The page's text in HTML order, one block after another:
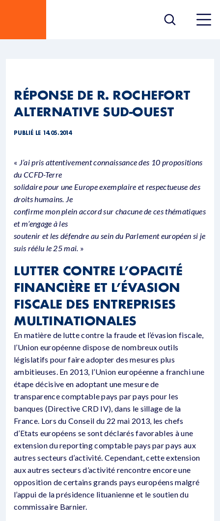
RÉPONSE DE R. ROCHEFORT
ALTERNATIVE SUD-OUEST
PUBLIÉ LE 14.05.2014
« J’ai pris attentivement connaissance des 10 propositions
du CCFD-Terre
solidaire pour une Europe exemplaire et respectueuse des
droits humains. Je
confirme mon plein accord sur chacune de ces thématiques
et m’engage à les
soutenir et les défendre au sein du Parlement européen si je
suis réélu le 25 mai. »
LUTTER CONTRE L’OPACITÉ
FINANCIÈRE ET L’ÉVASION
FISCALE DES ENTREPRISES
MULTINATIONALES
En matière de lutte contre la fraude et l’évasion fiscale,
l’Union européenne dispose de nombreux outils
législatifs pour faire adopter des mesures plus
ambitieuses. En 2013, l’Union européenne a franchi une
étape décisive en adoptant une mesure de
transparence comptable pays par pays pour les
banques (Directive CRD IV), dans le sillage de la
France. Lors du Conseil du 22 mai 2013, les chefs
d’Etats européens se sont déclarés favorables à une
extension du reporting comptable pays par pays aux
autres secteurs d’activité. Cependant, cette extension
aux autres secteurs d’activité rencontre encore une
opposition de certains grands pays européens malgré
l’appui de la présidence lituanienne et le soutien du
commissaire Barnier.